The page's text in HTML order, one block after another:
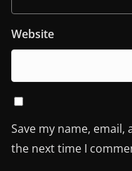
Website
Save my name,
the next time I